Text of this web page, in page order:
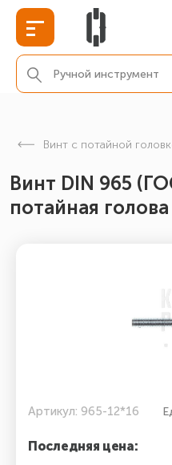
Винт с потайной
Винт DIN 965
потайная
Артикул: 965-12*16
Последняя цена: